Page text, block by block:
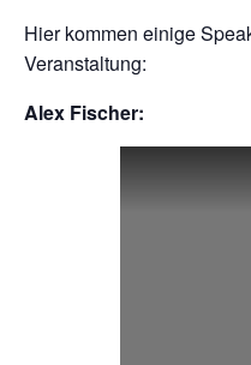
Hier kommen einige
Veranstaltung:
Alex Fischer: